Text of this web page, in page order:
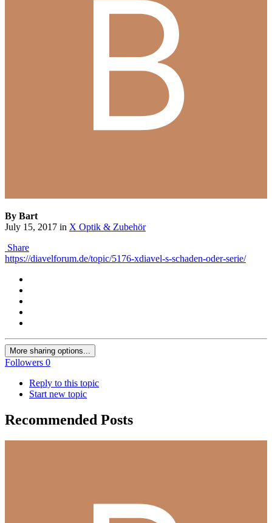
By Bart
July 15, 2017 in X Optik & Zubehör
Share
https://diavelforum.de/topic/5176-xdiavel-s-schaden-oder-serie/
More sharing options...
Followers 0
Reply to this topic
Start new topic
Recommended Posts